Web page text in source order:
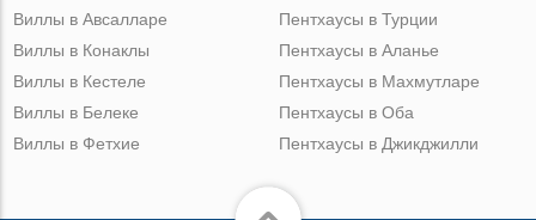
Виллы в Авсалларе
Виллы в Конаклы
Виллы в Кестеле
Виллы в Белеке
Виллы в Фетхие
Пентхаусы в Турции
Пентхаусы в Аланье
Пентхаусы в Махмутларе
Пентхаусы в Оба
Пентхаусы в Джикджилли